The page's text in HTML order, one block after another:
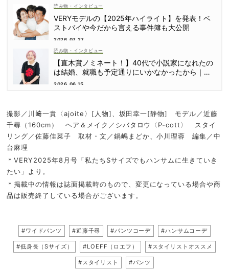
読み物・インタビュー
VERYモデルの【2025年ハイライト】を発表！ベ
ストバイや今だから言える事件簿も大公開
2026.07.27
読み物・インタビュー
【直木賞ノミネート！】40代で小説家になれたの
は結婚、就職も予定通りにいかなかったから｜朝
倉かすみさん
2026.06.15
撮影／川﨑一貴〈ajoite〉[人物]、坂田幸一[静物] モデル／近藤
千尋（160cm） ヘア＆メイク／シバタロウ〈P-cott〉 スタイ
リング／佐藤佳菜子 取材・文／鍋嶋まどか、小川理蓉 編集／中
台麻理
＊VERY2025年8月号「私たちSサイズでもハンサムに生きていき
たい」より。
＊掲載中の情報は誌面掲載時のもので、変更になっている場合や商
品は販売終了している場合がございます。
#ワイドパンツ #近藤千尋 #パンツコーデ #ハンサムコーデ
#低身長（Sサイズ） #LOEFF（ロエフ） #スタイリストオススメ
#スタイリスト #パンツ